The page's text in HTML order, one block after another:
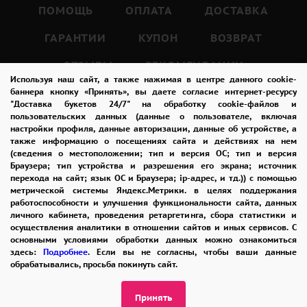
Используя наш сайт, а также нажимая в центре данного cookie-
баннера кнопку «Принять», вы даете согласие интернет-ресурсу
"Доставка букетов 24/7" на обработку cookie-файлов и
пользовательских данных (данные о пользователе, включая
настройки профиля, данные авторизации, данные об устройстве, а
также информацию о посещениях сайта и действиях на нем
(сведения о местоположении; тип и версия ОС; тип и версия
Браузера; тип устройства и разрешения его экрана; источник
перехода на сайт; язык ОС и Браузера; ip-адрес, и тд.)) с помощью
метрической системы Яндекс.Метрики. в целях поддержания
работоспособности и улучшения функциональности сайта, данных
личного кабинета, проведения ретаргетинга, сбора статистики и
осуществления аналитики в отношении сайтов и иных сервисов. С
основными условиями обработки данных можно ознакомиться
здесь: Подробнее. Если вы не согласны, чтобы ваши данные
обрабатывались, просьба покинуть сайт.
Принять
или коллег.
Каждый цветок в этом букете внимательно
отобран и уложен в дизайнерскую упаковку,
чтобы создать идеальную гармонию и
элегантность.
Мы уделили особое внимание каждой
детали, чтобы предоставить вам букет
высочайшего качества.
Наши профессиональные флористы сделают
все возможное, чтобы этот букет стал ярким
символом вашего вкуса и стиля.
ПОМОЩЬ ОПЛАТА
ДОСТАВКА
ГАРАНТИИ
КУПОН
ВОЗВРАТ
ОТЗЫВЫ
РЕКОМЕНДАЦИИ
КОНТАКТЫ
8 965 242-37-47
ЗАКАЗАТЬ ЗВОНОК
admin@buket24delivery.ru
пл. Киевского Вокзала 2,
ТЦ «Европейский»
ПОЛИТИКА КОНФИДЕНЦИАЛЬНОСТИ